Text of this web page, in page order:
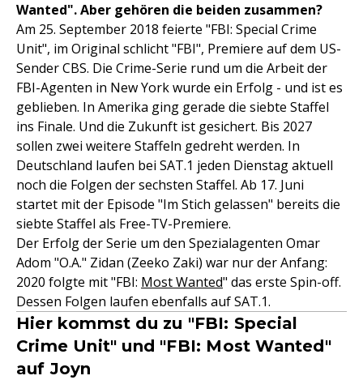
Wanted". Aber gehören die beiden zusammen?
Am 25. September 2018 feierte "FBI: Special Crime
Unit", im Original schlicht "FBI", Premiere auf dem US-
Sender CBS. Die Crime-Serie rund um die Arbeit der
FBI-Agenten in New York wurde ein Erfolg - und ist es
geblieben. In Amerika ging gerade die siebte Staffel
ins Finale. Und die Zukunft ist gesichert. Bis 2027
sollen zwei weitere Staffeln gedreht werden. In
Deutschland laufen bei SAT.1 jeden Dienstag aktuell
noch die Folgen der sechsten Staffel. Ab 17. Juni
startet mit der Episode "Im Stich gelassen" bereits die
siebte Staffel als Free-TV-Premiere.
Der Erfolg der Serie um den Spezialagenten Omar
Adom "O.A." Zidan (Zeeko Zaki) war nur der Anfang:
2020 folgte mit "FBI: Most Wanted" das erste Spin-off.
Dessen Folgen laufen ebenfalls auf SAT.1.
Hier kommst du zu "FBI: Special
Crime Unit" und "FBI: Most Wanted"
auf Joyn